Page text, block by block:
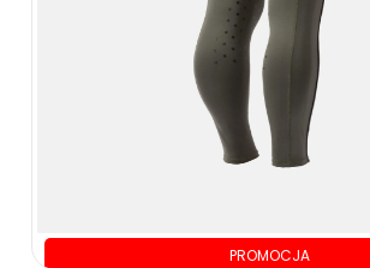
PROMOCJA